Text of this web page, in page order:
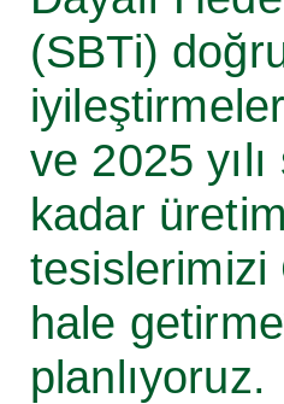
(SBTi)
ve 2025
kadar üretim
tesislerimizi
hale
planlıyoruz.